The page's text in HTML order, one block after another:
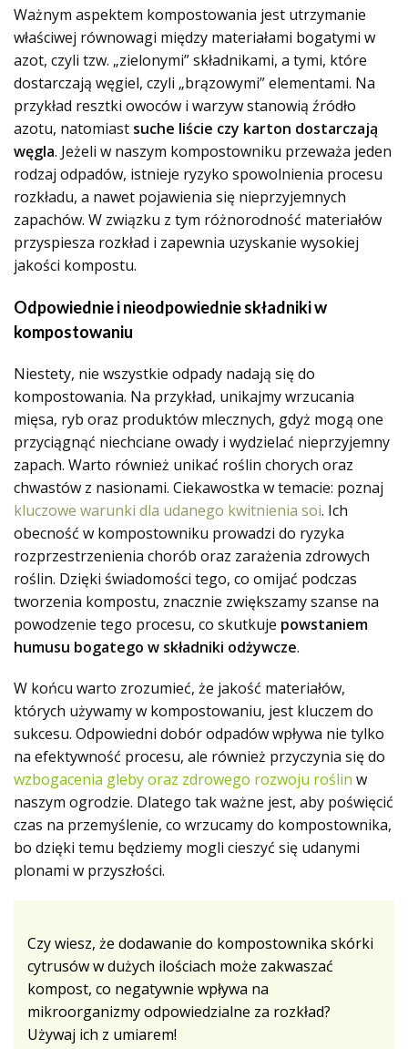
Ważnym aspektem kompostowania jest utrzymanie
właściwej równowagi między materiałami bogatymi w
azot, czyli tzw. „zielonymi” składnikami, a tymi, które
dostarczają węgiel, czyli „brązowymi” elementami. Na
przykład resztki owoców i warzyw stanowią źródło
azotu, natomiast suche liście czy karton dostarczają
węgla. Jeżeli w naszym kompostowniku przeważa jeden
rodzaj odpadów, istnieje ryzyko spowolnienia procesu
rozkładu, a nawet pojawienia się nieprzyjemnych
zapachów. W związku z tym różnorodność materiałów
przyspiesza rozkład i zapewnia uzyskanie wysokiej
jakości kompostu.
Odpowiednie i nieodpowiednie składniki w
kompostowaniu
Niestety, nie wszystkie odpady nadają się do
kompostowania. Na przykład, unikajmy wrzucania
mięsa, ryb oraz produktów mlecznych, gdyż mogą one
przyciągnąć niechciane owady i wydzielać nieprzyjemny
zapach. Warto również unikać roślin chorych oraz
chwastów z nasionami. Ciekawostka w temacie: poznaj
kluczowe warunki dla udanego kwitnienia soi. Ich
obecność w kompostowniku prowadzi do ryzyka
rozprzestrzenienia chorób oraz zarażenia zdrowych
roślin. Dzięki świadomości tego, co omijać podczas
tworzenia kompostu, znacznie zwiększamy szanse na
powodzenie tego procesu, co skutkuje powstaniem
humusu bogatego w składniki odżywcze.
W końcu warto zrozumieć, że jakość materiałów,
których używamy w kompostowaniu, jest kluczem do
sukcesu. Odpowiedni dobór odpadów wpływa nie tylko
na efektywność procesu, ale również przyczynia się do
wzbogacenia gleby oraz zdrowego rozwoju roślin w
naszym ogrodzie. Dlatego tak ważne jest, aby poświęcić
czas na przemyślenie, co wrzucamy do kompostownika,
bo dzięki temu będziemy mogli cieszyć się udanymi
plonami w przyszłości.
Czy wiesz, że dodawanie do kompostownika skórki
cytrusów w dużych ilościach może zakwaszać
kompost, co negatywnie wpływa na
mikroorganizmy odpowiedzialne za rozkład?
Używaj ich z umiarem!